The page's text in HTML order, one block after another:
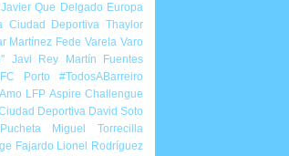
Javier Que Delgado Europa
Ciudad Deportiva Thaylor
Martínez Fede Varela Varo
Javi Rey
Martín Fuentes
FC Porto
#TodosABarreiro
LFP Aspire Challengue
Deportiva David Soto
Miguel Torrecilla
Fajardo Lionel Rodríguez